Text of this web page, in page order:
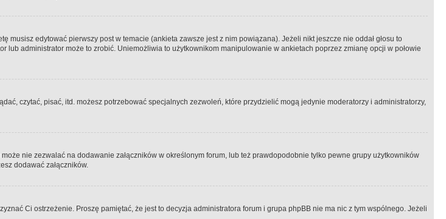
edytować pierwszy post w temacie (ankieta zawsze jest z nim powiązana). Jeżeli nikt jeszcze nie oddał głosu to
lub administrator może to zrobić. Uniemożliwia to użytkownikom manipulowanie w ankietach poprzez zmianę opcji w połowie
czytać, pisać, itd. możesz potrzebować specjalnych zezwoleń, które przydzielić mogą jedynie moderatorzy i administratorzy,
nie zezwalać na dodawanie załączników w określonym forum, lub też prawdopodobnie tylko pewne grupy użytkowników
dodawać załączników.
Ci ostrzeżenie. Proszę pamiętać, że jest to decyzja administratora forum i grupa phpBB nie ma nic z tym wspólnego. Jeżeli